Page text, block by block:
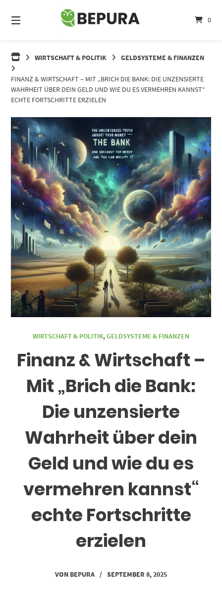
zum
Inhalt
0
WIRTSCHAFT & POLITIK GELDSYSTEME & FINANZEN
FINANZ & WIRTSCHAFT – MIT „BRICH DIE BANK: DIE UNZENSIERTE
WAHRHEIT ÜBER DEIN GELD UND WIE DU ES VERMEHREN KANNST“
ECHTE FORTSCHRITTE ERZIELEN
WIRTSCHAFT & POLITIK,GELDSYSTEME & FINANZEN
Finanz & Wirtschaft –
Mit „Brich die Bank:
Die unzensierte
Wahrheit über dein
Geld und wie du es
vermehren kannst“
echte Fortschritte
erzielen
VON BEPURA / SEPTEMBER 8, 2025